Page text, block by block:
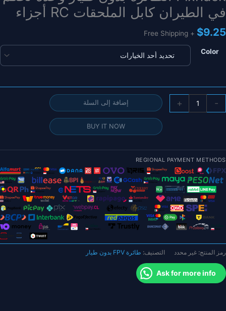
في الطيران كابل الملحقات RC أجزاء
$9.25
+ Free Shipping
Color
-
CUAV
اتصال
Pixhack
الطائرة
بدون
تحكم
في
الطيران
كابل
الملحقات
+ إضافة إلى السلة
BUY IT NOW
REGIONAL PAYMENT METHODS
رمز المنتج: غير محدد التصنيف: طائرة FPV بدون طيار
Ask for more info